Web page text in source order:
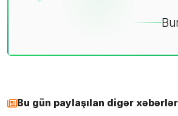
Bu gün paylaşılan digər xəbərlər